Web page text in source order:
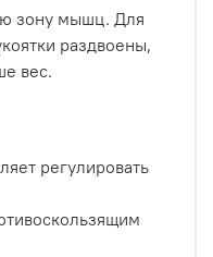
зону мышц. Для
раздвоены,
вес.
регулировать